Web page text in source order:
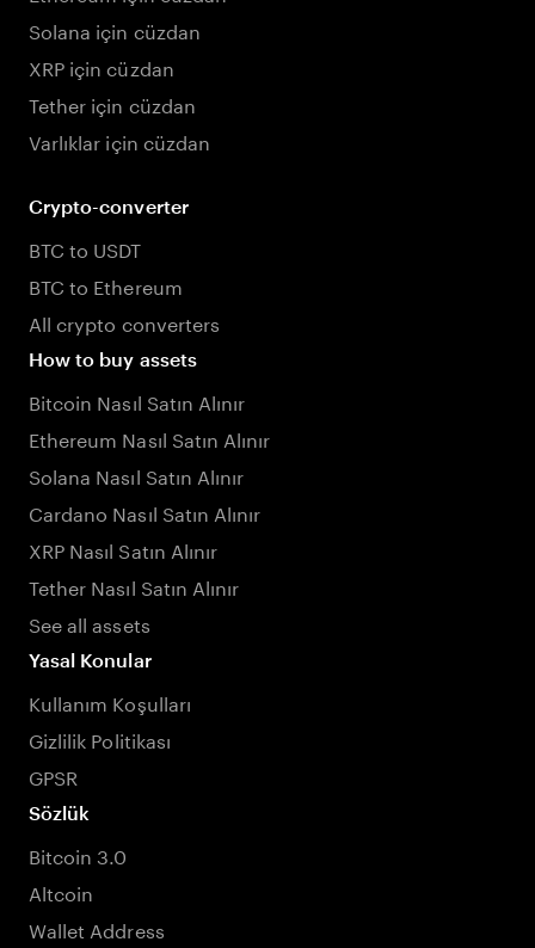
Solana için cüzdan
XRP için cüzdan
Tether için cüzdan
Varlıklar için cüzdan
Crypto-converter
BTC to USDT
BTC to Ethereum
All crypto converters
How to buy assets
Bitcoin Nasıl Satın Alınır
Ethereum Nasıl Satın Alınır
Solana Nasıl Satın Alınır
Cardano Nasıl Satın Alınır
XRP Nasıl Satın Alınır
Tether Nasıl Satın Alınır
See all assets
Yasal Konular
Kullanım Koşulları
Gizlilik Politikası
GPSR
Sözlük
Bitcoin 3.0
Altcoin
Wallet Address